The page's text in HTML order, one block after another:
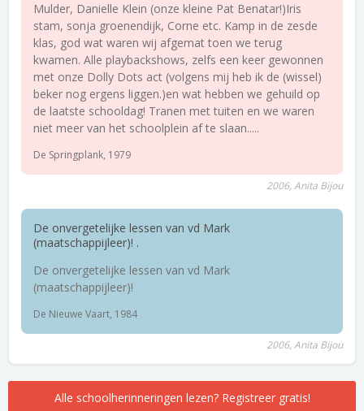
Mulder, Danielle Klein (onze kleine Pat Benatar!)Iris
stam, sonja groenendijk, Corne etc. Kamp in de zesde
klas, god wat waren wij afgemat toen we terug
kwamen. Alle playbackshows, zelfs een keer gewonnen
met onze Dolly Dots act (volgens mij heb ik de (wissel)
beker nog ergens liggen.)en wat hebben we gehuild op
de laatste schooldag! Tranen met tuiten en we waren
niet meer van het schoolplein af te slaan.....
De Springplank, 1979
2006, Anita Bijou
De onvergetelijke lessen van vd Mark
(maatschappijleer)! .
De onvergetelijke lessen van vd Mark
(maatschappijleer)!
De Nieuwe Vaart, 1984
2006, Anita Bijou
Alle schoolherinneringen lezen? Registreer gratis!